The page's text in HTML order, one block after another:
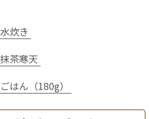
水炊き
抹茶寒天
ごはん（180g）